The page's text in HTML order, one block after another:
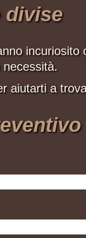
divise
incuriosito
aiutarti a